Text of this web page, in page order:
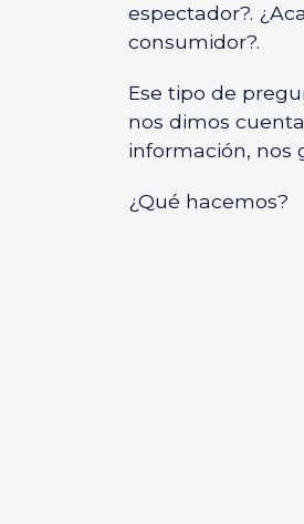
espectador?.
consumidor?.
Ese tipo de
nos dimos
información, nos
¿Qué hacemos?